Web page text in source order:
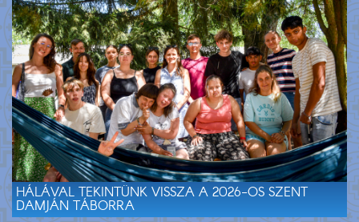
HÁLÁVAL TEKINTÜNK VISSZA A 2026-OS SZENT
DAMJÁN TÁBORRA